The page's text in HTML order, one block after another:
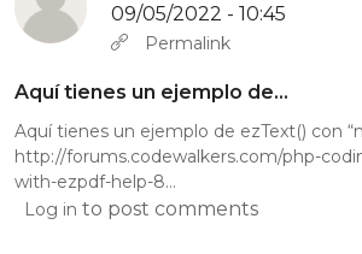
09/05/2022 - 10:45
Permalink
Aquí tienes un ejemplo de…
Aquí tienes un ejemplo de ezText() con
http://forums.codewalkers.com/php-
with-ezpdf-help-8…
Log in to post comments